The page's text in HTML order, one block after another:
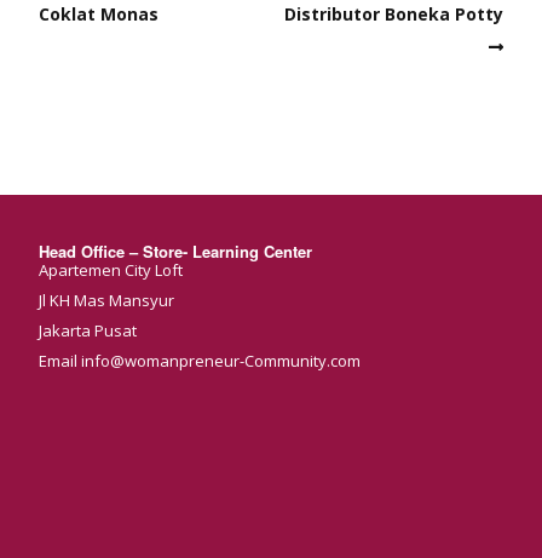
Coklat Monas
Distributor Boneka Potty
Head Office – Store- Learning Center
Apartemen City Loft
Jl KH Mas Mansyur
Jakarta Pusat
Email info@womanpreneur-Community.com